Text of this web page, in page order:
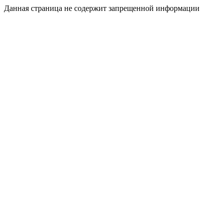
Данная страница не содержит запрещенной информации